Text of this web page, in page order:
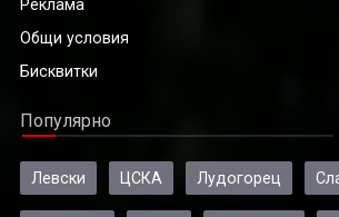
Реклама
Общи условия
Бисквитки
Популярно
Левски ЦСКА Лудогорец